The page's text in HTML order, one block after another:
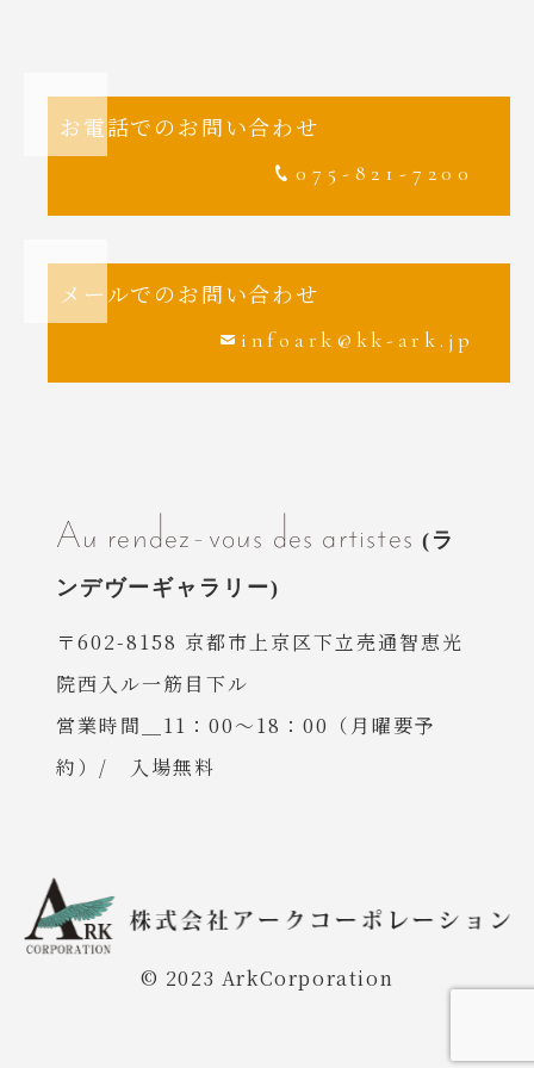
お電話でのお問い合わせ
075-821-7200
メールでのお問い合わせ
infoark@kk-ark.jp
Au rendez-vous des artistes
〒602-8158 京都市上京区下立売通智恵光
院西入ル一筋目下ル
営業時間＿11：00〜18：00（月曜要予
約）/ 入場無料
© 2023 ArkCorporation